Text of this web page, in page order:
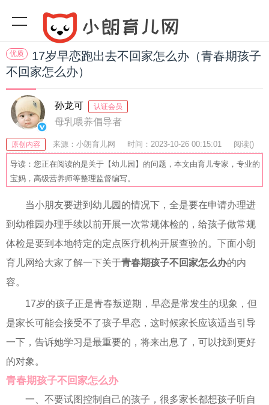
优质
17岁早恋跑出去不回家怎么办（青春期孩子
不回家怎么办）
孙龙可 认证会员
母乳喂养倡导者
原创内容 来源：小朗育儿网 时间：2023-10-26 00:15:01 阅读()
收藏：33 分享：58 爆
导读：您正在阅读的是关于【幼儿园】的问题，本文由育儿专家，专业的
宝妈，高级营养师等整理监督编写。
当小朋友要进到幼儿园的情况下，全是要在申请办理进
到幼稚园办理手续以前开展一次常规体检的，给孩子做常规
体检是要到本地特定的定点医疗机构开展查验的。下面小朗
育儿网给大家了解一下关于青春期孩子不回家怎么办的内
容。
17岁的孩子正是青春叛逆期，早恋是常发生的现象，但
是家长可能会接受不了孩子早恋，这时候家长应该适当引导
一下，告诉她学习是最重要的，将来出息了，可以找到更好
的对象。
青春期孩子不回家怎么办
一、不要试图控制自己的孩子，很多家长都想孩子听自